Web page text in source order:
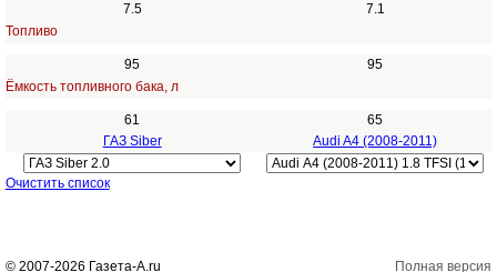
7.5
7.1
Топливо
95
95
Ёмкость топливного бака, л
61
65
ГАЗ Siber
Audi A4 (2008-2011)
Очистить список
© 2007-2026 Газета-А.ru Полная версия